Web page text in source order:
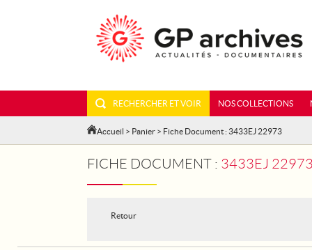
RECHERCHER ET VOIR NOS COLLECTIONS
Accueil > Panier > Fiche Document : 3433EJ 22973
FICHE DOCUMENT : 3433EJ 22973
Retour